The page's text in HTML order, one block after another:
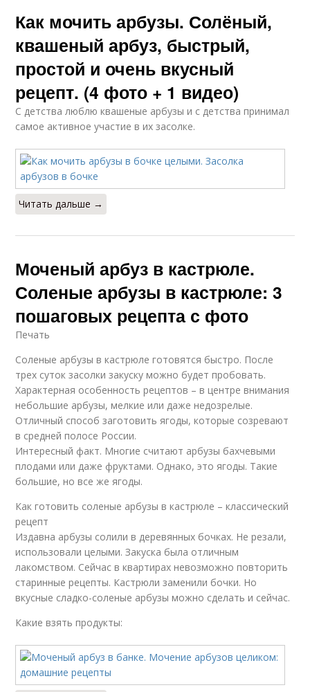
Как мочить арбузы. Солёный,
квашеный арбуз, быстрый,
простой и очень вкусный
рецепт. (4 фото + 1 видео)
С детства люблю квашеные арбузы и с детства принимал
самое активное участие в их засолке.
Читать дальше →
Моченый арбуз в кастрюле.
Соленые арбузы в кастрюле: 3
пошаговых рецепта с фото
Печать
Соленые арбузы в кастрюле готовятся быстро. После
трех суток засолки закуску можно будет пробовать.
Характерная особенность рецептов – в центре внимания
небольшие арбузы, мелкие или даже недозрелые.
Отличный способ заготовить ягоды, которые созревают
в средней полосе России.
Интересный факт. Многие считают арбузы бахчевыми
плодами или даже фруктами. Однако, это ягоды. Такие
большие, но все же ягоды.
Как готовить соленые арбузы в кастрюле – классический
рецепт
Издавна арбузы солили в деревянных бочках. Не резали,
использовали целыми. Закуска была отличным
лакомством. Сейчас в квартирах невозможно повторить
старинные рецепты. Кастрюли заменили бочки. Но
вкусные сладко-соленые арбузы можно сделать и сейчас.
Какие взять продукты: